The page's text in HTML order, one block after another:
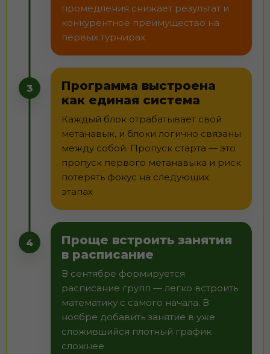
промедления снижает результат и
конкурентное преимущество на
первых турнирах
3
Программа выстроена
как единая система
Каждый блок отрабатывает свой
метанавык, и блоки логично связаны
между собой. Пропуск старта — это
пропуск первого метанавыка и риск
потерять фокус на следующих
этапах
4
Проще встроить занятия
в расписание
В сентябре формируется
расписание групп — легко встроить
математику с самого начала. В
ноябре добавить занятие в уже
сложившийся плотный график
сложнее